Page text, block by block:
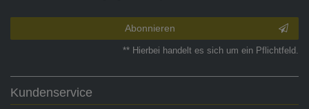
Abonnieren
** Hierbei handelt es sich um ein Pflichtfeld.
Kundenservice